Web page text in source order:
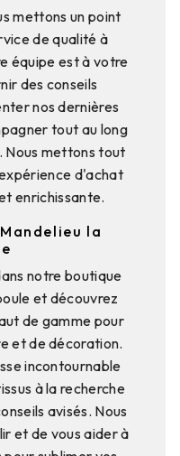
mettons un point
de qualité à
équipe est à votre
des conseils
nos dernières
tout au long
Nous mettons tout
d'achat
enrichissante.
la
notre boutique
et découvrez
de gamme pour
et de décoration.
incontournable
à la recherche
avisés. Nous
et de vous aider à